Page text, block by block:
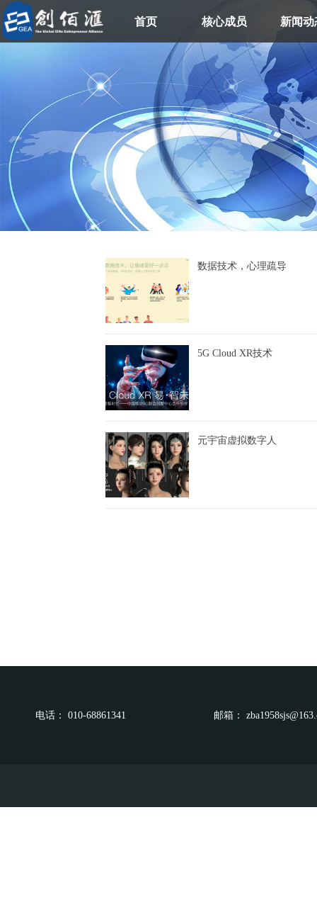
首页 核心成员 新闻动
数据技术，心理疏导
5G Cloud XR技术
元宇宙虚拟数字人
电话： 010-68861341 邮箱：